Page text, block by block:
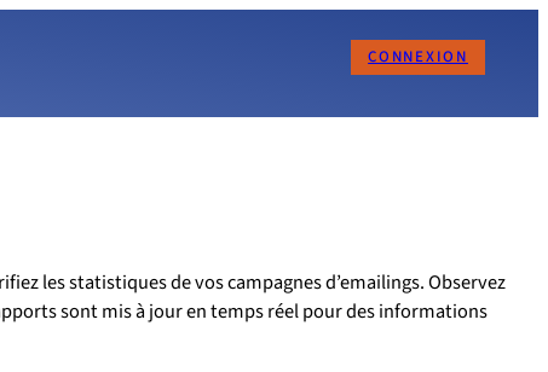
CONNEXION
les statistiques de vos campagnes d’emailings. Observez
sont mis à jour en temps réel pour des informations